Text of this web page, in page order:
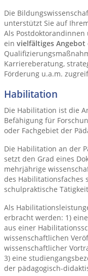
Die
unterstützt Sie auf
Als
ein vielfältiges Angebot
Karriereberatung,
Förderung u.a.m.
Habilitation
Die Habilitation ist die
Befähigung für
oder Fachgebiet der
Die Habilitation an der
setzt den Grad eines
mehrjährige
des Habilitationsfaches
schulpraktische
Als
erbracht werden: 1)
aus einer
wissenschaftlichen
wissenschaftlicher
3) eine
der pädagogisch-